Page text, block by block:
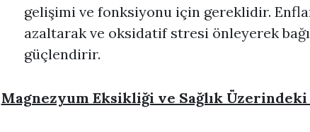
gelişimi ve fonksiyonu için gereklidir.
azaltarak ve oksidatif stresi önleyerek
güçlendirir.
Magnezyum Eksikliği ve Sağlık